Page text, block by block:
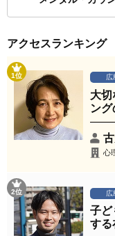
アクセスランキング
1位 広
大切
ング
心
2位 広
子ど
する